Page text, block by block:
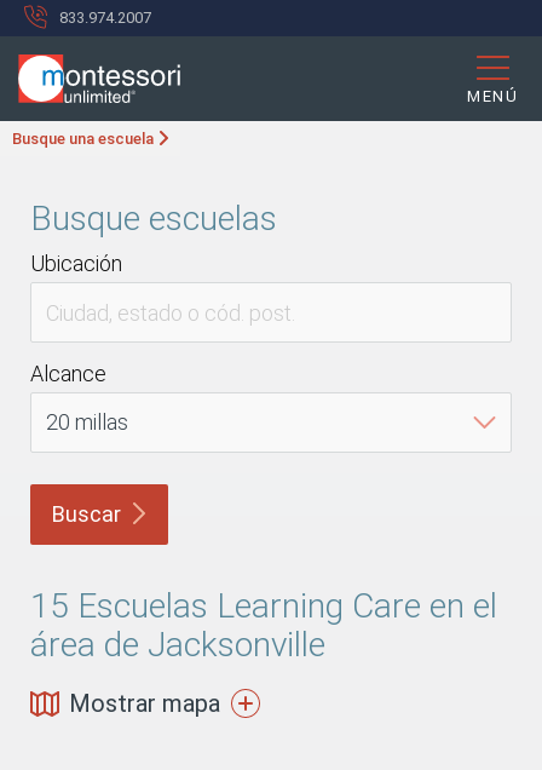
833.974.2007
MENÚ
Busque una escuela
Busque escuelas
Ubicación
Alcance
Buscar
15 Escuelas Learning Care en el
área de Jacksonville
Mostrar mapa